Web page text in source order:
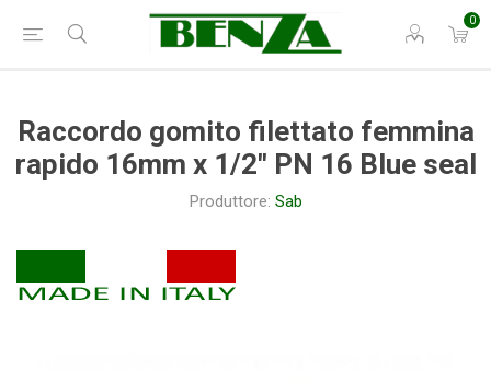
0
Raccordo gomito filettato femmina
rapido 16mm x 1/2" PN 16 Blue seal
Produttore: Sab